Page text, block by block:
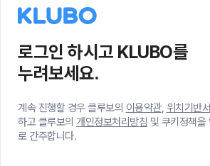
로그인 하시고 KLUBO를
누려보세요.
계속 진행할 경우 클루보의 이용약관, 위치기반
하고 클루보의 개인정보처리방침 및 쿠키정책을
로 간주합니다.